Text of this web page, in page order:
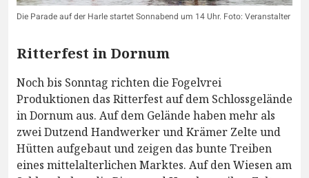
Die Parade auf der Harle startet Sonnabend um 14 Uhr. Foto: Veranstalter
Ritterfest in Dornum
Noch bis Sonntag richten die Fogelvrei
Produktionen das Ritterfest auf dem Schlossgelände
in Dornum aus. Auf dem Gelände haben mehr als
zwei Dutzend Handwerker und Krämer Zelte und
Hütten aufgebaut und zeigen das bunte Treiben
eines mittelalterlichen Marktes. Auf den Wiesen am